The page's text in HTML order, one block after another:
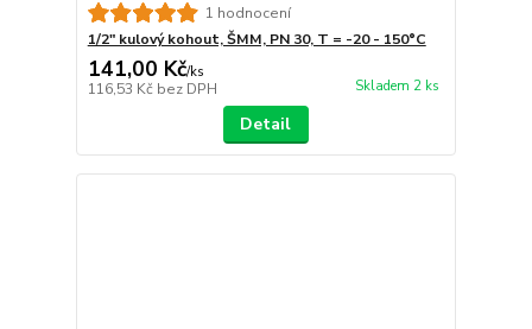
1 hodnocení
1/2" kulový kohout, ŠMM, PN 30, T = -20 - 150°C
141,00 Kč/ks
116,53 Kč bez DPH Skladem 2 ks
Detail